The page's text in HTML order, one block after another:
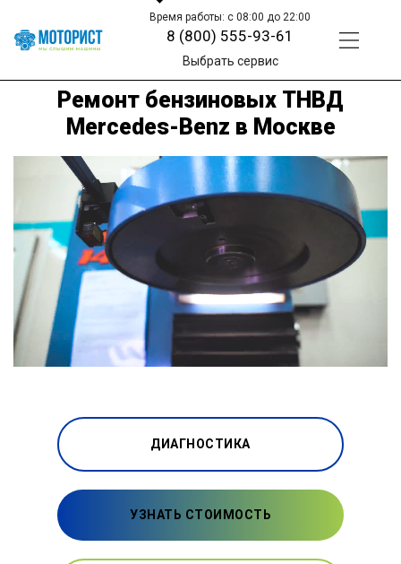
Время работы: с 08:00 до 22:00
8 (800) 555-93-61
Выбрать сервис
Ремонт бензиновых ТНВД
Mercedes-Benz в Москве
ДИАГНОСТИКА
УЗНАТЬ СТОИМОСТЬ